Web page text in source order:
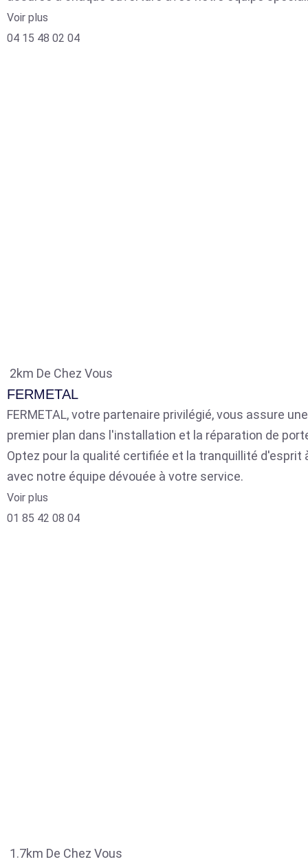
Voir plus
04 15 48 02 04
2km De Chez Vous
FERMETAL
FERMETAL, votre partenaire privilégié, vous assure
premier plan dans l'installation et la réparation de
Optez pour la qualité certifiée et la tranquillité d'esprit
avec notre équipe dévouée à votre service.
Voir plus
01 85 42 08 04
1.7km De Chez Vous